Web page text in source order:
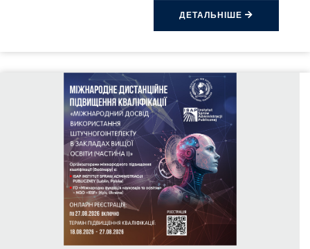
ДЕТАЛЬНІШЕ